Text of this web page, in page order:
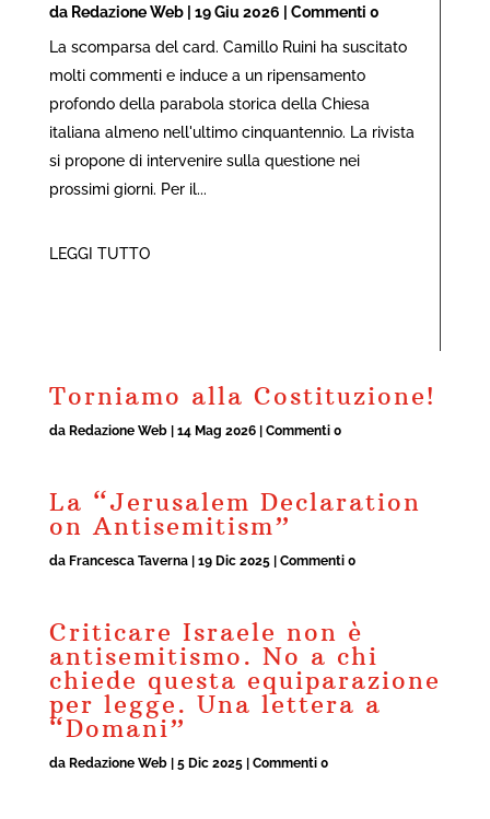
da Redazione Web| 19 Giu 2026 | Commenti 0
La scomparsa del card. Camillo Ruini ha suscitato
molti commenti e induce a un ripensamento
profondo della parabola storica della Chiesa
italiana almeno nell'ultimo cinquantennio. La rivista
si propone di intervenire sulla questione nei
prossimi giorni. Per il...
LEGGI TUTTO
Torniamo alla Costituzione!
da Redazione Web| 14 Mag 2026| Commenti 0
La “Jerusalem Declaration
on Antisemitism”
da Francesca Taverna| 19 Dic 2025| Commenti 0
Criticare Israele non è
antisemitismo. No a chi
chiede questa equiparazione
per legge. Una lettera a
“Domani”
da Redazione Web| 5 Dic 2025| Commenti 0